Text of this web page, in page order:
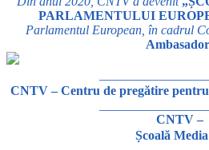
PARLAMENTULUI
Parlamentul European, în cadrul
Ambasador
CNTV – Centru de pregătire
CNTV –
Școală Media